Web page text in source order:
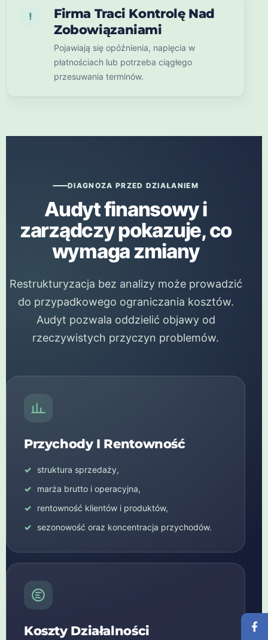
!
Firma Traci Kontrolę Nad
Zobowiązaniami
Pojawiają się opóźnienia, napięcia w
płatnościach lub potrzeba ciągłego
przesuwania terminów.
DIAGNOZA PRZED DZIAŁANIEM
Audyt finansowy i
zarządczy pokazuje, co
wymaga zmiany
Restrukturyzacja bez analizy może prowadzić
do przypadkowego ograniczania kosztów.
Audyt pozwala oddzielić objawy od
rzeczywistych przyczyn problemów.
Przychody I Rentowność
struktura sprzedaży,
marża brutto i operacyjna,
rentowność klientów i produktów,
sezonowość oraz koncentracja przychodów.
Koszty Działalności